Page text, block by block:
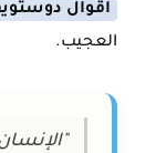
اقوال
العجيب.